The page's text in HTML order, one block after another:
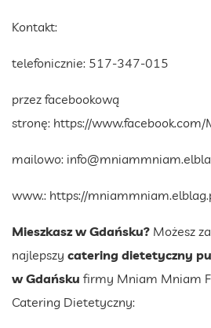
Kontakt:
telefonicznie: 517-347-015
przez facebookową
stronę: https://
mailowo:
www.: https://
Mieszkasz w Gdańsku? Możesz
najlepszy catering dietetyczny
w Gdańsku firmy Mniam Mniam
Catering Dietetyczny: